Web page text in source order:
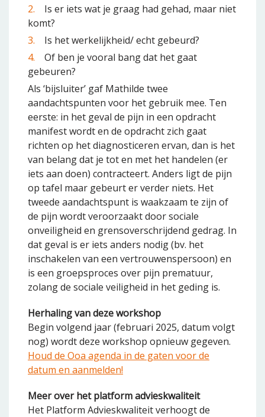
Is er iets wat je graag had gehad, maar niet
komt?
Is het werkelijkheid/ echt gebeurd?
Of ben je vooral bang dat het gaat
gebeuren?
Als ‘bijsluiter’ gaf Mathilde twee
aandachtspunten voor het gebruik mee. Ten
eerste: in het geval de pijn in een opdracht
manifest wordt en de opdracht zich gaat
richten op het diagnosticeren ervan, dan is het
van belang dat je tot en met het handelen (er
iets aan doen) contracteert. Anders ligt de pijn
op tafel maar gebeurt er verder niets. Het
tweede aandachtspunt is waakzaam te zijn of
de pijn wordt veroorzaakt door sociale
onveiligheid en grensoverschrijdend gedrag. In
dat geval is er iets anders nodig (bv. het
inschakelen van een vertrouwenspersoon) en
is een groepsproces over pijn prematuur,
zolang de sociale veiligheid in het geding is.
Herhaling van deze workshop
Begin volgend jaar (februari 2025, datum volgt
nog) wordt deze workshop opnieuw gegeven.
Houd de Ooa agenda in de gaten voor de
datum en aanmelden!
Meer over het platform advieskwaliteit
Het Platform Advieskwaliteit verhoogt de